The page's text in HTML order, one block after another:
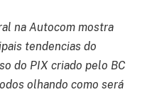
na Autocom mostra
tendencias do
do PIX criado pelo BC
olhando como será